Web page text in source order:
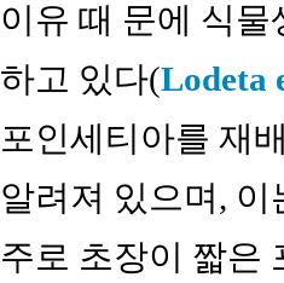
이유 때 문에 식
하고 있다(Lodeta
포인세티아를 재
알려져 있으며,
주로 초장이 짧은